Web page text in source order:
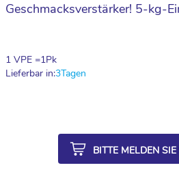
Geschmacksverstärker! 5-kg-
1 VPE =1Pk
Lieferbar in:3Tagen
BITTE MELDEN